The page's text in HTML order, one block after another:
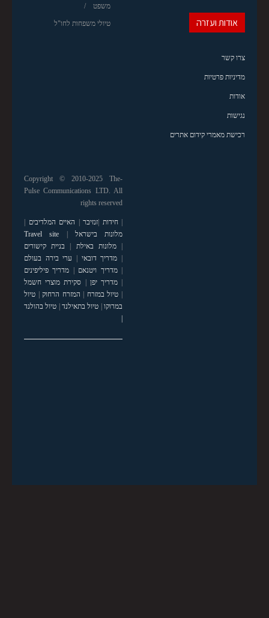
משפט
טיולי משפחות לחו"ל אודות ועזרה
צרו קשר
מדיניות פרטיות
אודות
נגישות
רכישת מאמרי קידום אתרים
Copyright © 2010-2025 The-
Pulse Communications LTD. All
rights reserved
|חידות זנזיבר האיים המלדיבים
מלונות בישראל
Travel site
|מלונות באילת
בניית קישורים
מדריך דובאי
ערי בירה בעולם
|מדריך ויטנאם
מדריך פיליפינים
|מדריך יפן
סקירת מוצרי חשמל
טיול במזרח המזרח הרחוק| טיול
במרוקו| טיול בתאילנד| טיול בהולנד